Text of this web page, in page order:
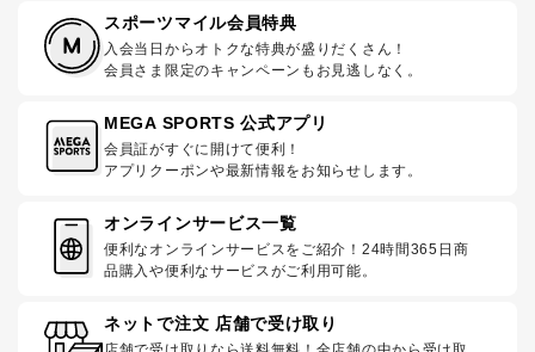
スポーツマイル会員特典
入会当日からオトクな特典が盛りだくさん！
会員さま限定のキャンペーンもお見逃しなく。
MEGA SPORTS 公式アプリ
会員証がすぐに開けて便利！
アプリクーポンや最新情報をお知らせします。
オンラインサービス一覧
便利なオンラインサービスをご紹介！24時間365日商
品購入や便利なサービスがご利用可能。
ネットで注文 店舗で受け取り